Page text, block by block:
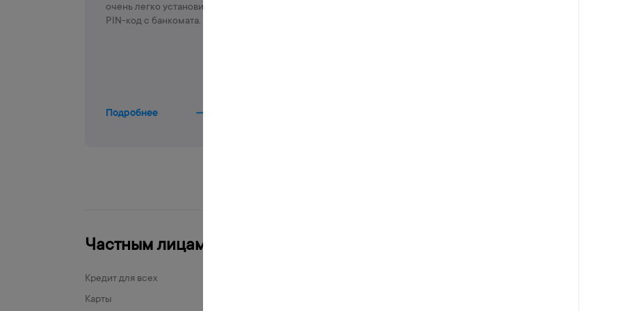
очень легко установить
PIN-код с банкомата.
Подробнее
Частным лицам
Кредит для всех
Карты